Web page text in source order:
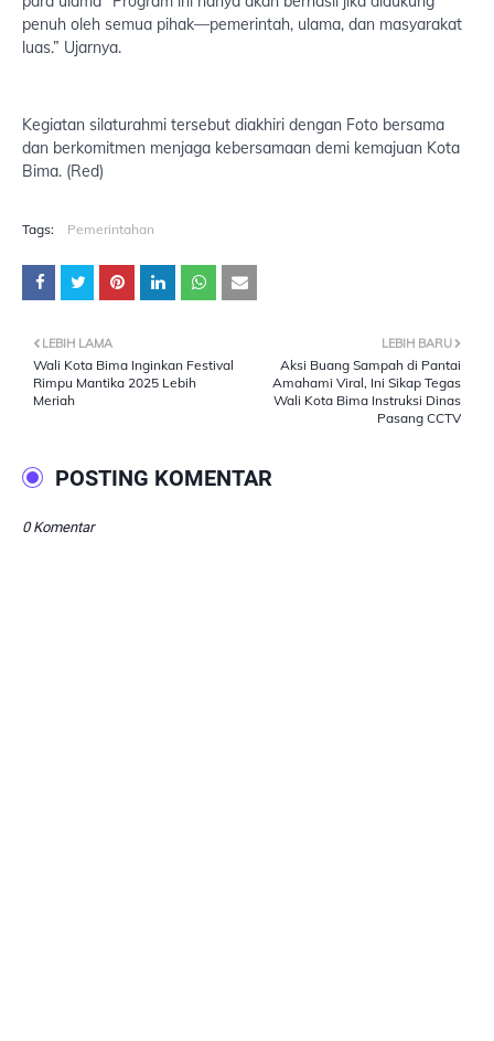
penuh oleh semua pihak—pemerintah, ulama, dan masyarakat
luas.” Ujarnya.
Kegiatan silaturahmi tersebut diakhiri dengan Foto bersama
dan berkomitmen menjaga kebersamaan demi kemajuan Kota
Bima. (Red)
Tags: Pemerintahan
LEBIH BARU
Aksi Buang Sampah di Pantai
Amahami Viral, Ini Sikap Tegas
Wali Kota Bima Instruksi Dinas
Pasang CCTV
LEBIH LAMA
Wali Kota Bima Inginkan Festival
Rimpu Mantika 2025 Lebih
Meriah
POSTING KOMENTAR
0 Komentar